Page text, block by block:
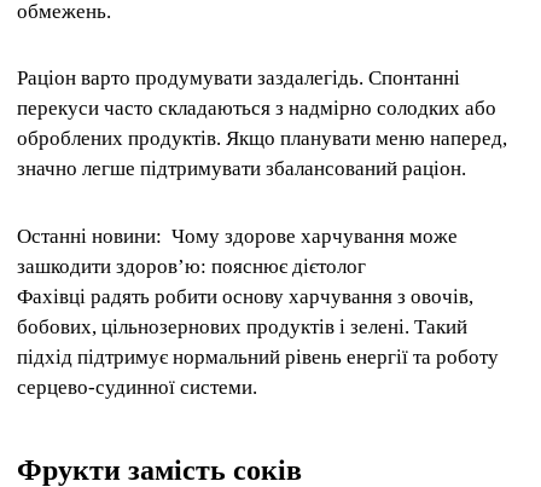
обмежень.
Раціон варто продумувати заздалегідь. Спонтанні
перекуси часто складаються з надмірно солодких або
оброблених продуктів. Якщо планувати меню наперед,
значно легше підтримувати збалансований раціон.
Останні новини: Чому здорове харчування може
зашкодити здоров’ю: пояснює дієтолог
Фахівці радять робити основу харчування з овочів,
бобових, цільнозернових продуктів і зелені. Такий
підхід підтримує нормальний рівень енергії та роботу
серцево-судинної системи.
Фрукти замість соків